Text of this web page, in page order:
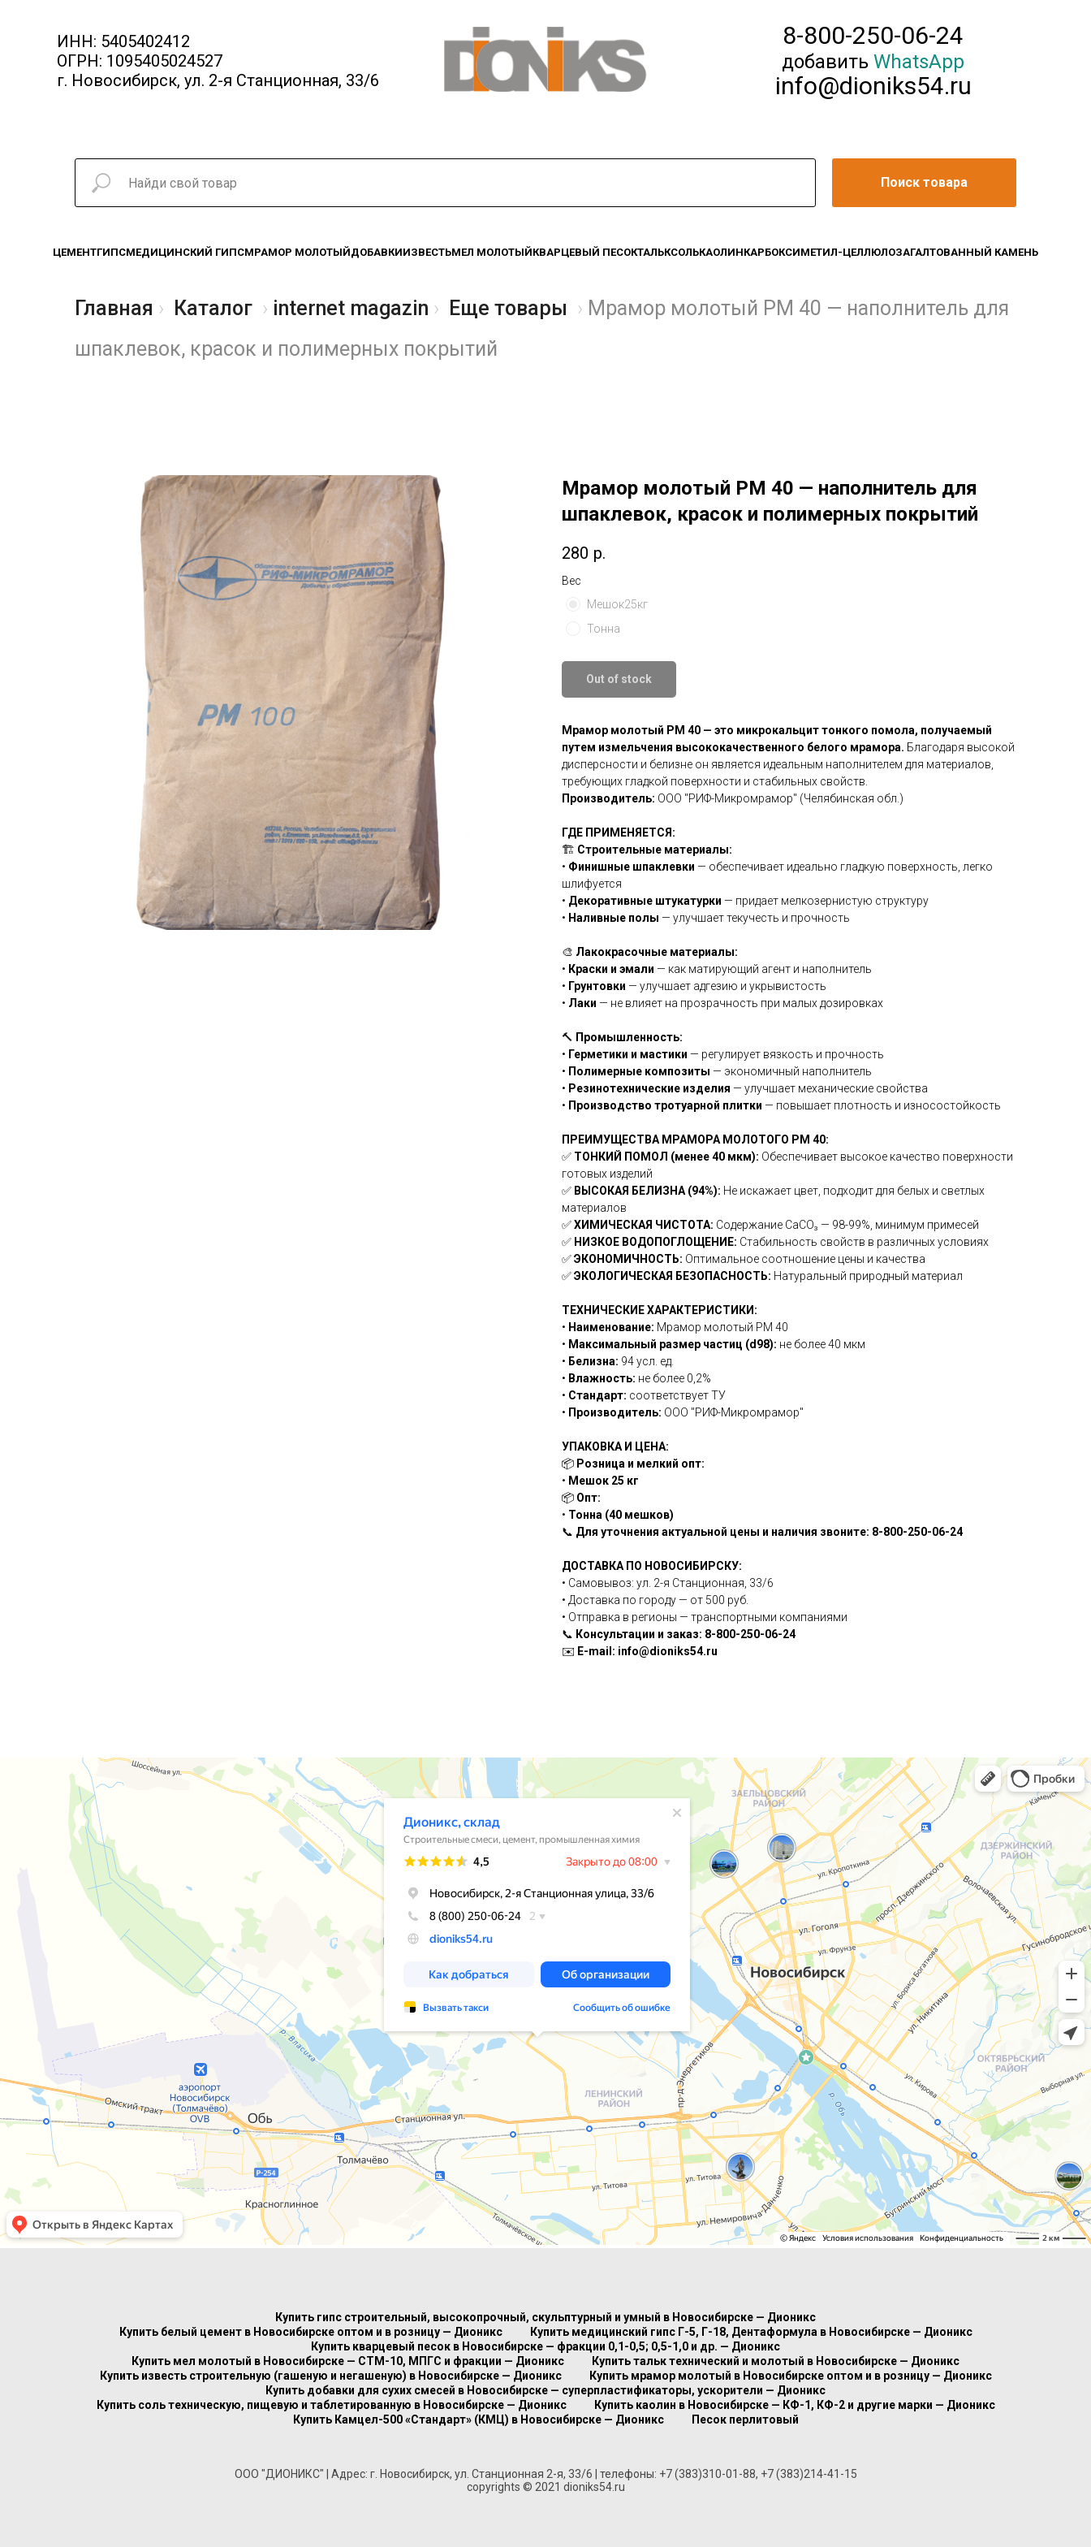
ИНН: 5405402412
ОГРН: 1095405024527
г. Новосибирск, ул. 2-я Станционная, 33/6
8-800-250-06-24
добавить WhatsApp
info@dioniks54.ru
Поиск товара
ЦЕМЕНТГИПСМЕДИЦИНСКИЙ ГИПСМРАМОР МОЛОТЫЙДОБАВКИИЗВЕСТЬМЕЛ МОЛОТЫЙКВАРЦЕВЫЙ ПЕСОКТАЛЬКСОЛЬКАОЛИНКАРБОКСИМЕТИЛ-ЦЕЛЛЮЛОЗАГАЛТОВАННЫЙ КАМЕНЬ
Главная Каталог internet magazin Еще товары
Мрамор молотый РМ 40 — наполнитель для
шпаклевок, красок и полимерных покрытий
Мрамор молотый РМ 40 — наполнитель для
шпаклевок, красок и полимерных покрытий
280 р.
Вес
Мешок25кг
Тонна
Out of stock
Мрамор молотый РМ 40 — это микрокальцит тонкого помола, получаемый
путем измельчения высококачественного белого мрамора. Благодаря высокой
дисперсности и белизне он является идеальным наполнителем для материалов,
требующих гладкой поверхности и стабильных свойств.
Производитель: ООО "РИФ-Микромрамор" (Челябинская обл.)
ГДЕ ПРИМЕНЯЕТСЯ:
🏗️ Строительные материалы:
• Финишные шпаклевки — обеспечивает идеально гладкую поверхность, легко
шлифуется
• Декоративные штукатурки — придает мелкозернистую структуру
• Наливные полы — улучшает текучесть и прочность
🎨 Лакокрасочные материалы:
• Краски и эмали — как матирующий агент и наполнитель
• Грунтовки — улучшает адгезию и укрывистость
• Лаки — не влияет на прозрачность при малых дозировках
🔨 Промышленность:
• Герметики и мастики — регулирует вязкость и прочность
• Полимерные композиты — экономичный наполнитель
• Резинотехнические изделия — улучшает механические свойства
• Производство тротуарной плитки — повышает плотность и износостойкость
ПРЕИМУЩЕСТВА МРАМОРА МОЛОТОГО РМ 40:
✅ ТОНКИЙ ПОМОЛ (менее 40 мкм): Обеспечивает высокое качество поверхности
готовых изделий
✅ ВЫСОКАЯ БЕЛИЗНА (94%): Не искажает цвет, подходит для белых и светлых
материалов
✅ХИМИЧЕСКАЯ ЧИСТОТА: Содержание CaCO₃ — 98-99%, минимум примесей
✅ НИЗКОЕ ВОДОПОГЛОЩЕНИЕ: Стабильность свойств в различных условиях
✅ЭКОНОМИЧНОСТЬ: Оптимальное соотношение цены и качества
✅ЭКОЛОГИЧЕСКАЯ БЕЗОПАСНОСТЬ: Натуральный природный материал
ТЕХНИЧЕСКИЕ ХАРАКТЕРИСТИКИ:
• Наименование: Мрамор молотый РМ 40
• Максимальный размер частиц (d98): не более 40 мкм
• Белизна: 94 усл. ед.
• Влажность: не более 0,2%
• Стандарт: соответствует ТУ
• Производитель: ООО "РИФ-Микромрамор"
УПАКОВКА И ЦЕНА:
📦 Розница и мелкий опт:
• Мешок 25 кг
📦 Опт:
• Тонна (40 мешков)
📞 Для уточнения актуальной цены и наличия звоните: 8-800-250-06-24
ДОСТАВКА ПО НОВОСИБИРСКУ:
• Самовывоз: ул. 2-я Станционная, 33/6
• Доставка по городу — от 500 руб.
• Отправка в регионы — транспортными компаниями
📞 Консультации и заказ: 8-800-250-06-24
✉️ E-mail: info@dioniks54.ru
Купить гипс строительный, высокопрочный, скульптурный и умный в Новосибирске — Дионикс
Купить белый цемент в Новосибирске оптом и в розницу — Дионикс
Купить медицинский гипс Г-5, Г-18, Дентаформула в Новосибирске — Дионикс
Купить кварцевый песок в Новосибирске — фракции 0,1-0,5; 0,5-1,0 и др. — Дионикс
Купить мел молотый в Новосибирске — СТМ-10, МПГС и фракции — Дионикс
Купить тальк технический и молотый в Новосибирске — Дионикс
Купить известь строительную (гашеную и негашеную) в Новосибирске — Дионикс
Купить мрамор молотый в Новосибирске оптом и в розницу — Дионикс
Купить добавки для сухих смесей в Новосибирске — суперпластификаторы, ускорители — Дионикс
Купить соль техническую, пищевую и таблетированную в Новосибирске — Дионикс
Купить каолин в Новосибирске — КФ-1, КФ-2 и другие марки — Дионикс
Купить Камцел-500 «Стандарт» (КМЦ) в Новосибирске — Дионикс
Песок перлитовый
ООО "ДИОНИКС" | Адрес: г. Новосибирск, ул. Станционная 2-я, 33/6 | телефоны: +7 (383)310-01-88, +7 (383)214-41-15
copyrights © 2021 dioniks54.ru